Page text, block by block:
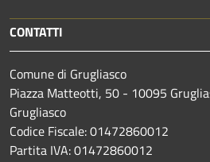
CONTATTI
Comune di Grugliasco
Piazza Matteotti, 50 - 10095
Grugliasco
Codice Fiscale: 01472860012
Partita IVA: 01472860012